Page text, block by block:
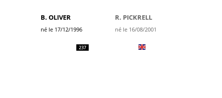
B. OLIVER
né le 17/12/1996
R. PICKRELL
né le 16/08/2001
237